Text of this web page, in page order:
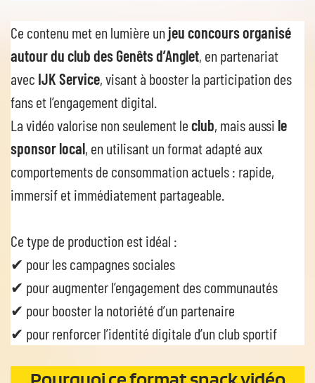
Ce contenu met en lumière unjeu concours organisé
autour du club des Genêts d’Anglet, en partenariat
avec IJK Service, visant à booster la participation des
fans et l’engagement digital.
La vidéo valorise non seulement leclub, mais aussi le
sponsor local, en utilisant un format adapté aux
comportements de consommation actuels : rapide,
immersif et immédiatement partageable.
Ce type de production est idéal :
✔ pour les campagnes sociales
✔ pour augmenter l’engagement des communautés
✔ pour booster la notoriété d’un partenaire
✔ pour renforcer l’identité digitale d’un club sportif